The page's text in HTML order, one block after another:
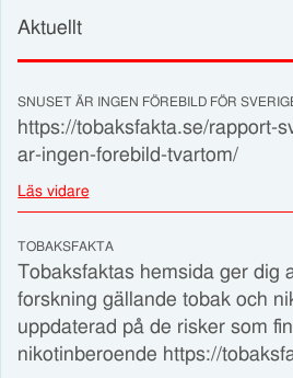
Aktuellt
SNUSET ÄR INGEN FÖREBILD FÖR
https://tobaksfakta.se/rapport-
ar-ingen-forebild-tvartom/
Läs vidare
TOBAKSFAKTA
Tobaksfaktas hemsida ger dig
forskning gällande tobak och
uppdaterad på de risker som
nikotinberoende https://